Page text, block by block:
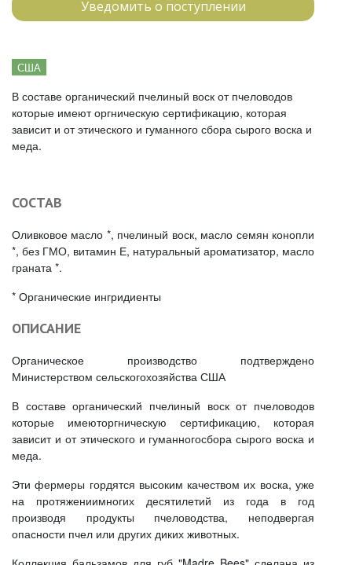
Уведомить о поступлении
США
В составе органический пчелиный воск от пчеловодов
которые имеют оргническую сертификацию, которая
зависит и от этического и гуманного сбора сырого воска и
меда.
СОСТАВ
Оливковое масло *, пчелиный воск, масло семян конопли
*, без ГМО, витамин Е, натуральный ароматизатор, масло
граната *.
* Органические ингридиенты
ОПИСАНИЕ
Органическое производство подтверждено
Министерством сельскогохозяйства США
В составе органический пчелиный воск от пчеловодов
которые имеюторгническую сертификацию, которая
зависит и от этического и гуманногосбора сырого воска и
меда.
Эти фермеры гордятся высоким качеством их воска, уже
на протяжениимногих десятилетий из года в год
производя продукты пчеловодства, неподвергая
опасности пчел или других диких животных.